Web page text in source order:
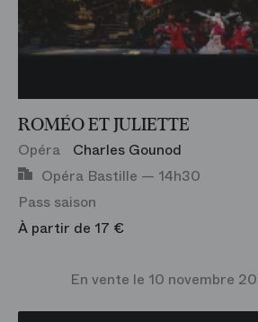
ROMÉO ET JULIETTE
Opéra
Charles Gounod
Opéra Bastille — 14h30
Pass saison
À partir de 17 €
En vente le 10 novembre